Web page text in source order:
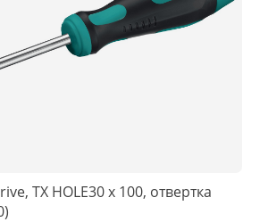
TX HOLE30 x 100, отвертка